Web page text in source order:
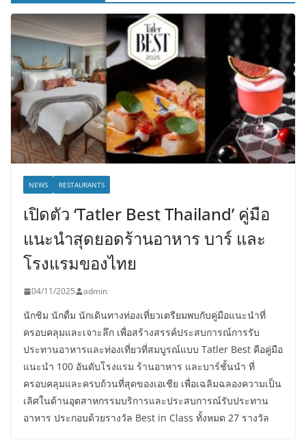
NEWS RESTAURANTS
เปิดตัว ‘Tatler Best Thailand’ คู่มือ
แนะนำสุดยอดร้านอาหาร บาร์ และ
โรงแรมของไทย
04/11/2025 admin
นักชิม นักดื่ม นักเดินทางท่องเที่ยวเตรียมพบกับคู่มือแนะนำที่
ครอบคลุมและเจาะลึก เพื่อสร้างสรรค์ประสบการณ์การรับ
ประทานอาหารและท่องเที่ยวที่สมบูรณ์แบบ Tatler Best คือคู่มือ
แนะนำ 100 อันดับโรงแรม ร้านอาหาร และบาร์ชั้นนำ ที่
ครอบคลุมและครบถ้วนที่สุดของเอเชีย เพื่อเฉลิมฉลองความเป็น
เลิศในด้านอุตสาหกรรมบริการและประสบการณ์รับประทาน
อาหาร ประกอบด้วยรางวัล Best in Class ทั้งหมด 27 รางวัล